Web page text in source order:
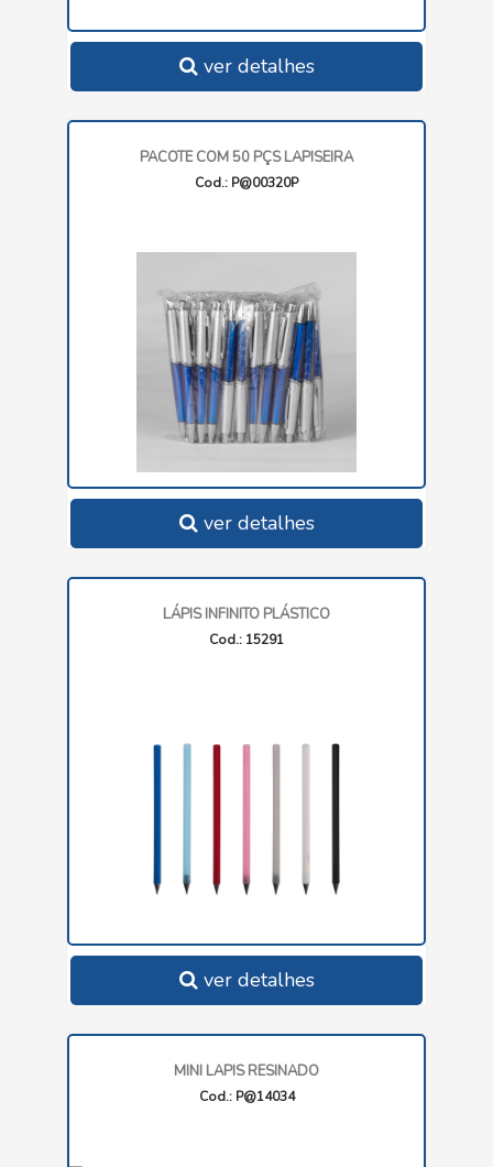
ver detalhes
PACOTE COM 50 PÇS LAPISEIRA
Cod.: P@00320P
ver detalhes
LÁPIS INFINITO PLÁSTICO
Cod.: 15291
ver detalhes
MINI LAPIS RESINADO
Cod.: P@14034